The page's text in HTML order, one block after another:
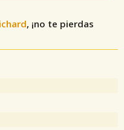
, ¡no te pierdas